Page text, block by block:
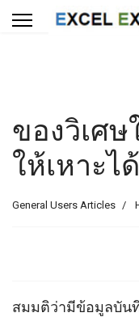
ของวิเศษ
ให้เหาะไ
General Users Articles
สมมติว่ามีข้อมูลบัน